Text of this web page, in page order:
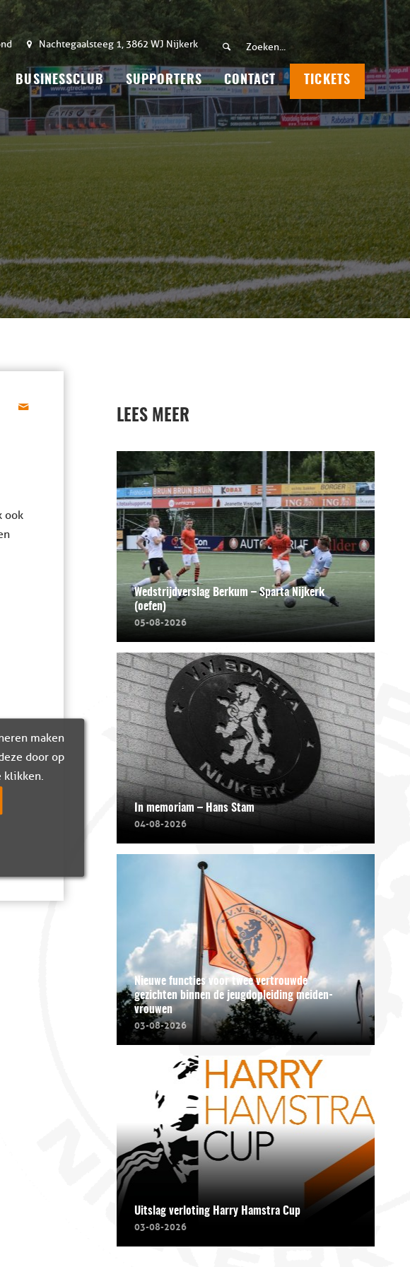
Nachtegaalsteeg 1, 3862 WJ Nijkerk
BUSINESSCLUB SUPPORTERS CONTACT TICKETS
ook
LEES MEER
Wedstrijdverslag Berkum – Sparta Nijkerk
(oefen)
05-08-2026
In memoriam – Hans Stam
04-08-2026
Nieuwe functies voor twee vertrouwde
gezichten binnen de jeugdopleiding meiden-
vrouwen
03-08-2026
Uitslag verloting Harry Hamstra Cup
03-08-2026
maken
door op
klikken.